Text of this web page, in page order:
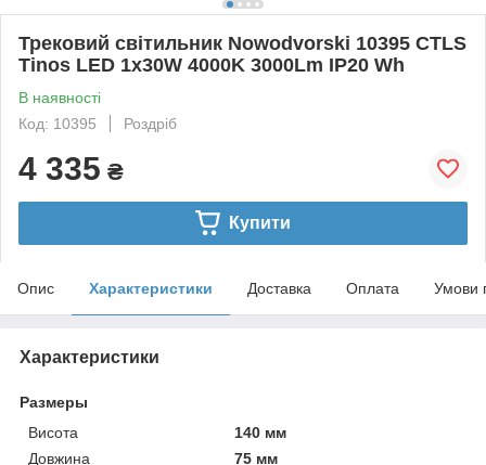
Трековий світильник Nowodvorski 10395 CTLS
Tinos LED 1x30W 4000K 3000Lm IP20 Wh
В наявності
Код: 10395
Роздріб
4 335 ₴
Купити
Опис Характеристики Доставка Оплата Умови
Характеристики
Размеры
Висота
140 мм
Довжина
75 мм